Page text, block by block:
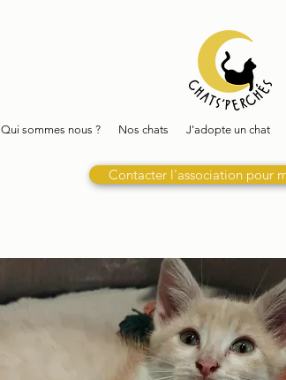
Qui sommes nous ? Nos chats J'adopte un chat
Contacter l'association pour